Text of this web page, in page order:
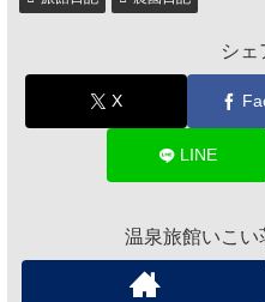
シェ
X
LINE
温泉旅館いこい